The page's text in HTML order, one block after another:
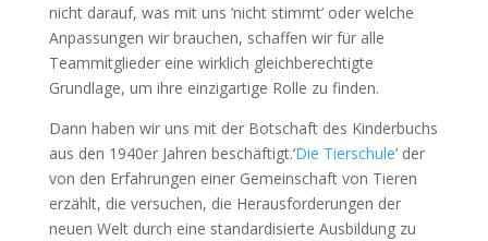
nicht darauf, was mit uns ‘nicht stimmt’ oder welche
Anpassungen wir brauchen, schaffen wir für alle
Teammitglieder eine wirklich gleichberechtigte
Grundlage, um ihre einzigartige Rolle zu finden.
Dann haben wir uns mit der Botschaft des Kinderbuchs
aus den 1940er Jahren beschäftigt.‘Die Tierschule’der
von den Erfahrungen einer Gemeinschaft von Tieren
erzählt, die versuchen, die Herausforderungen der
neuen Welt durch eine standardisierte Ausbildung zu